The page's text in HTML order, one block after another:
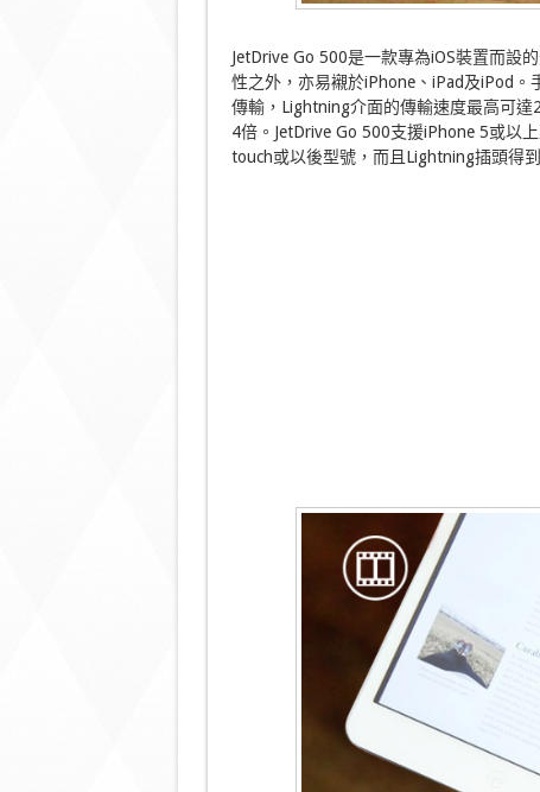
JetDrive Go 500是一款專為iOS裝置而設
性之外，亦易襯於iPhone、iPad及iPod
傳輸，Lightning介面的傳輸速度最高可
4倍。JetDrive Go 500支援iPhone 5或以
touch或以後型號，而且Lightning插頭得